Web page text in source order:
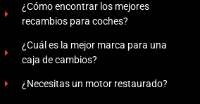
¿Cómo encontrar los mejores
recambios para coches?
¿Cuál es la mejor marca para una
caja de cambios?
¿Necesitas un motor restaurado?